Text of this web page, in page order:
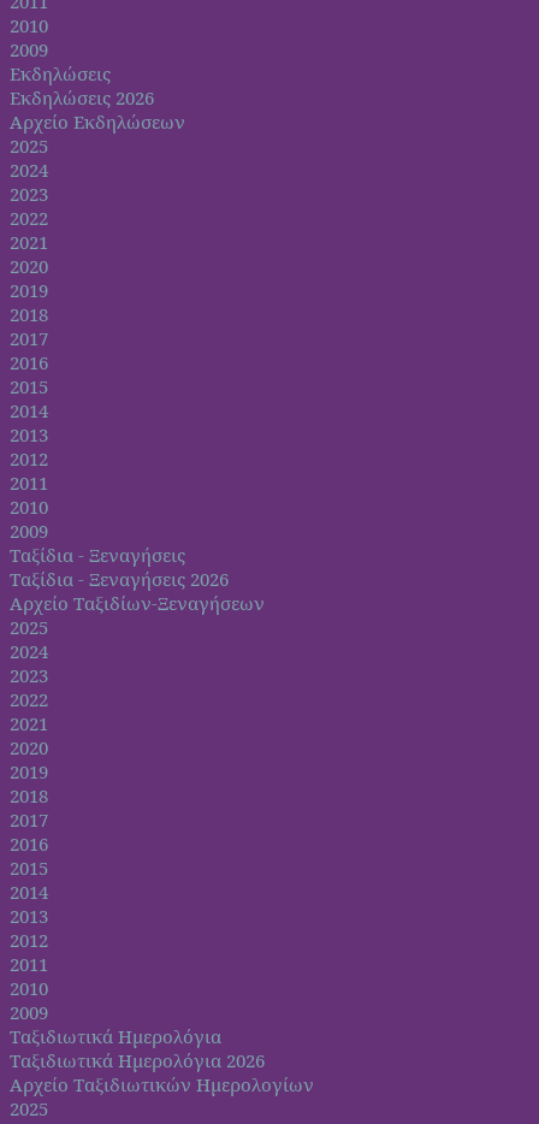
2010
2009
Εκδηλώσεις
Εκδηλώσεις 2026
Αρχείο Εκδηλώσεων
2025
2024
2023
2022
2021
2020
2019
2018
2017
2016
2015
2014
2013
2012
2011
2010
2009
Ταξίδια - Ξεναγήσεις
Ταξίδια - Ξεναγήσεις 2026
Αρχείο Ταξιδίων-Ξεναγήσεων
2025
2024
2023
2022
2021
2020
2019
2018
2017
2016
2015
2014
2013
2012
2011
2010
2009
Ταξιδιωτικά Ημερολόγια
Ταξιδιωτικά Ημερολόγια 2026
Αρχείο Ταξιδιωτικών Ημερολογίων
2025